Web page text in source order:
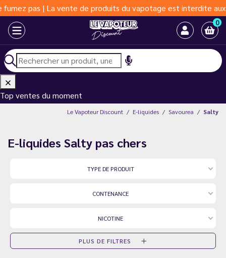
| La vente de produits du vapotage est interdite aux moins
0
Top ventes du moment
Le Vapoteur Discount E-liquides Savourea Salty
E-liquides Salty pas chers
TYPE DE PRODUIT
CONTENANCE
NICOTINE
PLUS DE FILTRES